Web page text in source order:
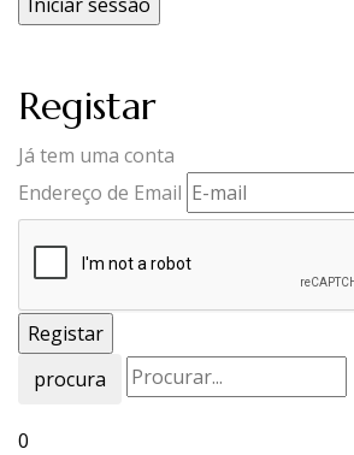
Registar
Já tem uma conta
Endereço de Email
procura
0